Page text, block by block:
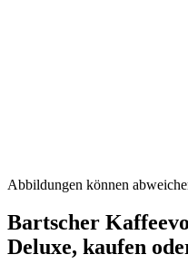
Abbildungen können
Bartscher
Deluxe, kaufen